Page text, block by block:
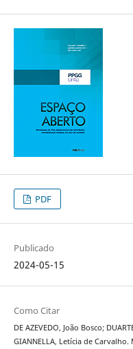
PDF
Publicado
2024-05-15
Como Citar
DE AZEVEDO, João Bosco;
GIANNELLA, Letícia de